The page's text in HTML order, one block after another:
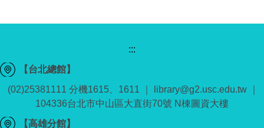
:::
【台北總館】
(02)25381111 分機1615、1611 ｜ library@g2.usc.edu.tw ｜
104336台北市中山區大直街70號 N棟圖資大樓
【高雄分館】